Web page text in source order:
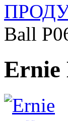
Ball
Ernie